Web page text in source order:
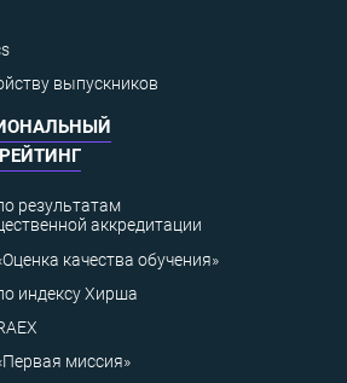
выпускников
результатам
аккредитации
качества обучения»
индексу Хирша
миссия»